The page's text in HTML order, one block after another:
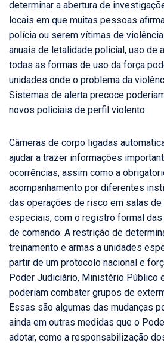
determinar a abertura de
locais em que muitas pessoas
polícia ou serem vítimas de
anuais de letalidade policial, uso de
todas as formas de uso da força
unidades onde o problema da
Sistemas de alerta precoce
novos policiais de perfil violento.
Câmeras de corpo ligadas
ajudar a trazer informações
ocorrências, assim como a
acompanhamento por diferentes
das operações de risco em salas
especiais, com o registro formal
de comando. A restrição de
treinamento e armas a unidades
partir de um protocolo nacional e
Poder Judiciário, Ministério Público
poderiam combater grupos de
Essas são algumas das mudanças
ainda em outras medidas que o
adotar, como a responsabilização